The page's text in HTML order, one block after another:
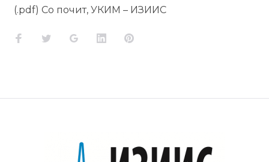
(.pdf) Со почит, УКИМ – ИЗИИС
Facebook
TwitterGoogle+LinkedInPinterest